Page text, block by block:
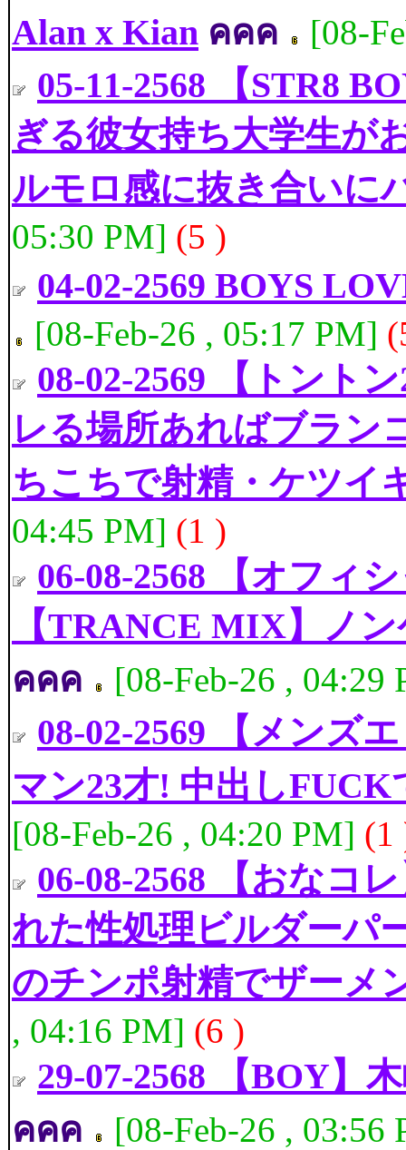
Alan x Kian คคค [08-
05-11-2568 【STR8
ぎる彼女持ち大学生が
ルモロ感に抜き合いに
05:30 PM] (5 )
04-02-2569 BOYS
[08-Feb-26 , 05:17 PM]
08-02-2569 【トント
レる場所あればブラン
ちこちで射精・ケツイ
04:45 PM] (1 )
06-08-2568 【オフィ
【TRANCE MIX】ノ
คคค [08-Feb-26 , 04:29
08-02-2569 【メンズ
マン23才! 中出し
[08-Feb-26 , 04:20 PM] (1
06-08-2568 【おなコ
れた性処理ビルダーパ
のチンポ射精でザーメ
, 04:16 PM] (6 )
29-07-2568 【BOY】
คคค [08-Feb-26 , 03:56